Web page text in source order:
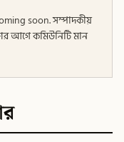
soon. সম্পাদকীয়
আগে কমিউনিটি মান